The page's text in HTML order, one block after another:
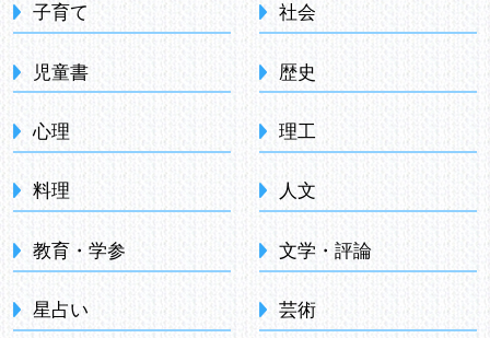
子育て
児童書
心理
料理
教育・学参
星占い
社会
歴史
理工
人文
文学・評論
芸術